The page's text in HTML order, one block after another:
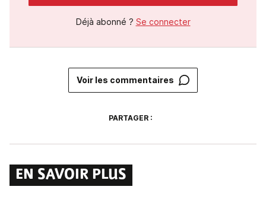
Déjà abonné ? Se connecter
Voir les commentaires
PARTAGER :
EN SAVOIR PLUS